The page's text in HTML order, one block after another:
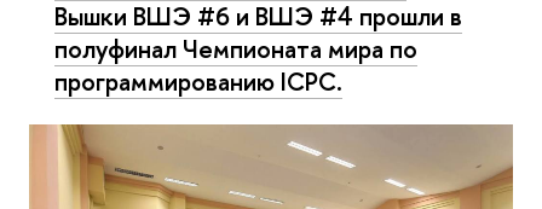
Вышки ВШЭ #6 и ВШЭ #4 прошли в
полуфинал Чемпионата мира по
программированию ICPC.